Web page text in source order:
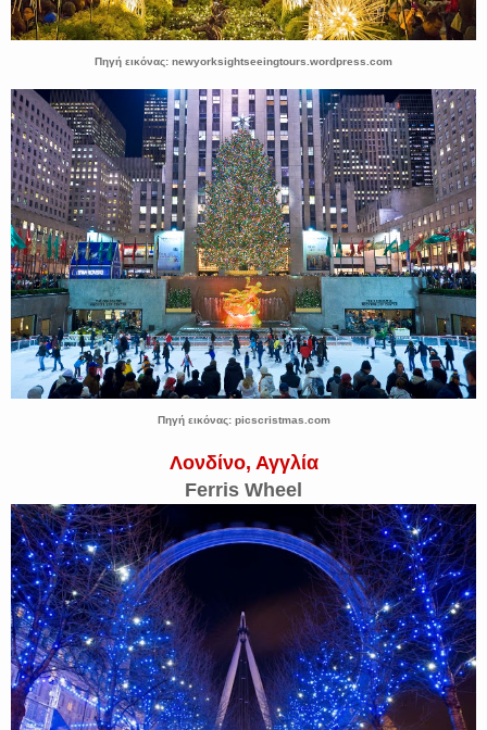
Πηγή εικόνας: newyorksightseeingtours.wordpress.com
Πηγή εικόνας: picscristmas.com
Λονδίνο, Αγγλία
Ferris Wheel